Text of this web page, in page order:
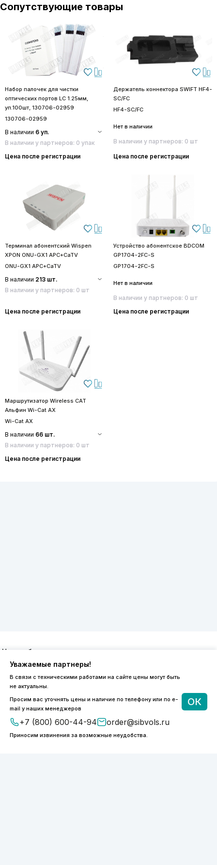
Сопутствующие товары
Набор палочек для чистки
оптических портов LC 1.25мм,
уп.100шт, 130706-02959
130706-02959
В наличии 6 уп.
В наличии у партнеров: 0 упак
Цена после регистрации
Держатель коннектора SWIFT HF4-
SC/FC
HF4-SC/FC
Нет в наличии
В наличии у партнеров: 0 шт
Цена после регистрации
Терминал абонентский Wispen
XPON ONU-GX1 APC+CaTV
ONU-GX1 APC+CaTV
В наличии 213 шт.
В наличии у партнеров: 0 шт
Цена после регистрации
Устройство абонентское BDCOM
GP1704-2FC-S
GP1704-2FC-S
Нет в наличии
В наличии у партнеров: 0 шт
Цена после регистрации
Маршрутизатор Wireless CAT
Альфин Wi-Cat AX
Wi-Cat AX
В наличии 66 шт.
В наличии у партнеров: 0 шт
Цена после регистрации
Уважаемые партнеры!
В связи с техническими работами на сайте цены могут быть
не актуальны.
Просим вас уточнять цены и наличие по телефону или по e-
mail у наших менеджеров
+7 (800) 600-44-94 order@sibvols.ru
Приносим извинения за возможные неудобства.
ОК
8 (800) 600-44-94
ПН-ПТ 9:00 - 18:00
order@sibvols.ru
О компании
Каталог
Контакты